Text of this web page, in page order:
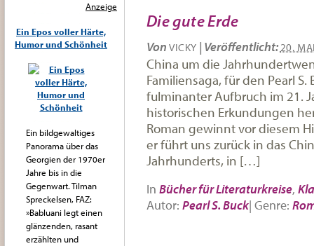
Die gute Erde
Von VICKY | Veröffentlicht:20.
China um die
Familiensaga, für den Pearl
fulminanter Aufbruch im 21.
historischen Erkundungen
Roman gewinnt vor diesem
er führt uns zurück in das
Jahrhunderts, in […]
In Bücher für Literaturkreise,
Autor: Pearl S. Buck| Genre:
Anzeige
Ein Epos voller Härte,
Humor und Schönheit
Ein bildgewaltiges
Panorama über das
Georgien der 1970er
Jahre bis in die
Gegenwart. Tilman
Spreckelsen, FAZ:
»Babluani legt einen
glänzenden, rasant
erzählten und